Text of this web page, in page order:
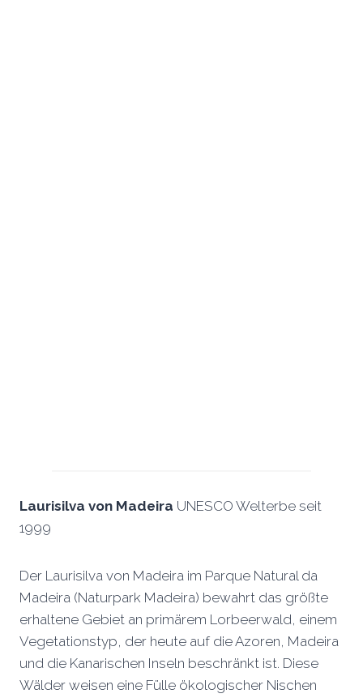
Laurisilva von Madeira UNESCO Welterbe seit
1999
Der Laurisilva von Madeira im Parque Natural da
Madeira (Naturpark Madeira) bewahrt das größte
erhaltene Gebiet an primärem Lorbeerwald, einem
Vegetationstyp, der heute auf die Azoren, Madeira
und die Kanarischen Inseln beschränkt ist. Diese
Wälder weisen eine Fülle ökologischer Nischen